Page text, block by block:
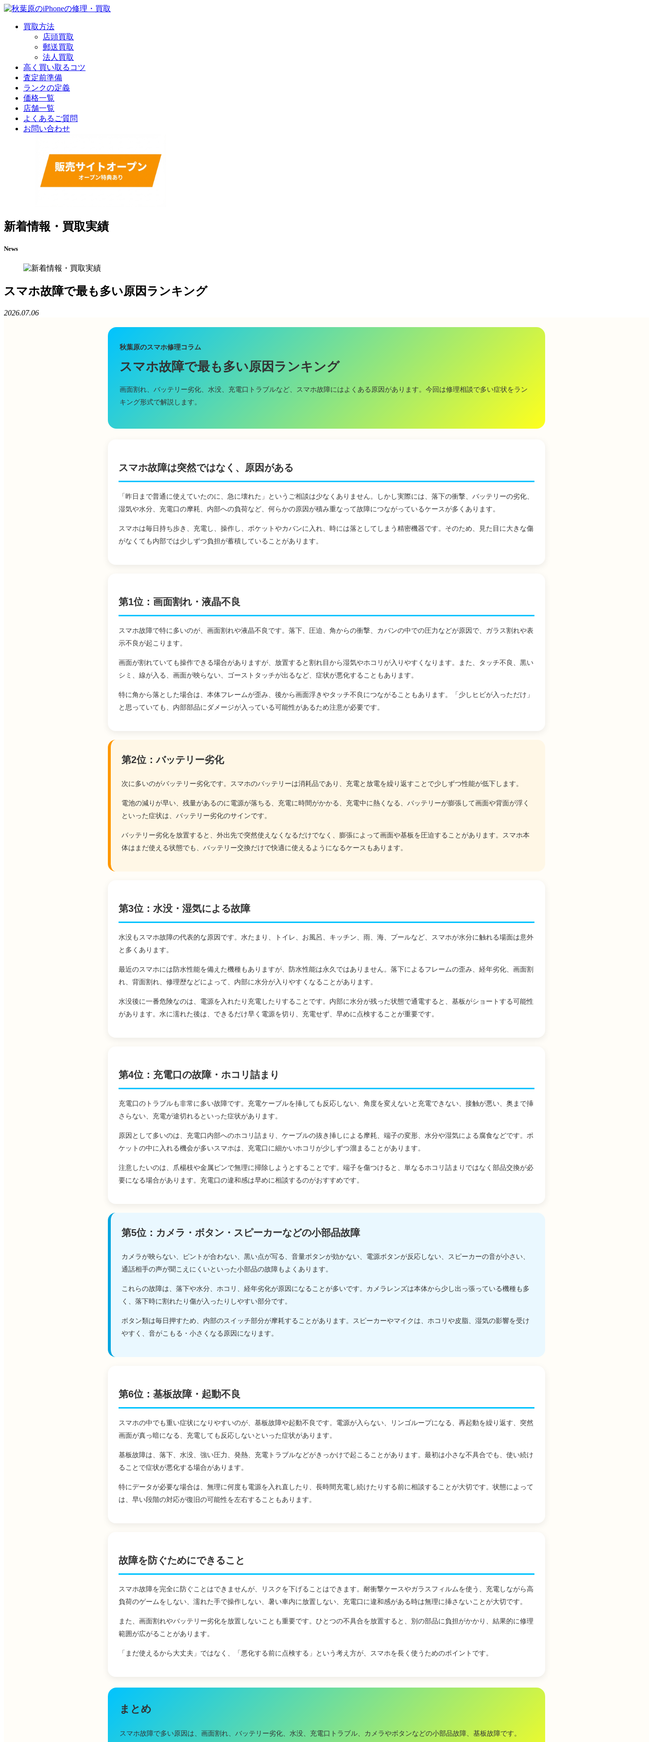
買取方法
店頭買取
郵送買取
法人買取
高く買い取るコツ
査定前準備
ランクの定義
価格一覧
店舗一覧
よくあるご質問
お問い合わせ
新着情報・買取実績
News
スマホ故障で最も多い原因ランキング
2026.07.06
秋葉原のスマホ修理コラム
スマホ故障で最も多い原因ランキング
画面割れ、バッテリー劣化、水没、充電口トラブルなど、スマホ故障にはよくある原因があります。今回は修理相談で多い症状をラン
キング形式で解説します。
スマホ故障は突然ではなく、原因がある
「昨日まで普通に使えていたのに、急に壊れた」というご相談は少なくありません。しかし実際には、落下の衝撃、バッテリーの劣化、
湿気や水分、充電口の摩耗、内部への負荷など、何らかの原因が積み重なって故障につながっているケースが多くあります。
スマホは毎日持ち歩き、充電し、操作し、ポケットやカバンに入れ、時には落としてしまう精密機器です。そのため、見た目に大きな傷
がなくても内部では少しずつ負担が蓄積していることがあります。
第1位：画面割れ・液晶不良
スマホ故障で特に多いのが、画面割れや液晶不良です。落下、圧迫、角からの衝撃、カバンの中での圧力などが原因で、ガラス割れや表
示不良が起こります。
画面が割れていても操作できる場合がありますが、放置すると割れ目から湿気やホコリが入りやすくなります。また、タッチ不良、黒い
シミ、線が入る、画面が映らない、ゴーストタッチが出るなど、症状が悪化することもあります。
特に角から落とした場合は、本体フレームが歪み、後から画面浮きやタッチ不良につながることもあります。「少しヒビが入っただけ」
と思っていても、内部部品にダメージが入っている可能性があるため注意が必要です。
第2位：バッテリー劣化
次に多いのがバッテリー劣化です。スマホのバッテリーは消耗品であり、充電と放電を繰り返すことで少しずつ性能が低下します。
電池の減りが早い、残量があるのに電源が落ちる、充電に時間がかかる、充電中に熱くなる、バッテリーが膨張して画面や背面が浮く
といった症状は、バッテリー劣化のサインです。
バッテリー劣化を放置すると、外出先で突然使えなくなるだけでなく、膨張によって画面や基板を圧迫することがあります。スマホ本
体はまだ使える状態でも、バッテリー交換だけで快適に使えるようになるケースもあります。
第3位：水没・湿気による故障
水没もスマホ故障の代表的な原因です。水たまり、トイレ、お風呂、キッチン、雨、海、プールなど、スマホが水分に触れる場面は意外
と多くあります。
最近のスマホには防水性能を備えた機種もありますが、防水性能は永久ではありません。落下によるフレームの歪み、経年劣化、画面割
れ、背面割れ、修理歴などによって、内部に水分が入りやすくなることがあります。
水没後に一番危険なのは、電源を入れたり充電したりすることです。内部に水分が残った状態で通電すると、基板がショートする可能性
があります。水に濡れた後は、できるだけ早く電源を切り、充電せず、早めに点検することが重要です。
第4位：充電口の故障・ホコリ詰まり
充電口のトラブルも非常に多い故障です。充電ケーブルを挿しても反応しない、角度を変えないと充電できない、接触が悪い、奥まで挿
さらない、充電が途切れるといった症状があります。
原因として多いのは、充電口内部へのホコリ詰まり、ケーブルの抜き挿しによる摩耗、端子の変形、水分や湿気による腐食などです。ポ
ケットの中に入れる機会が多いスマホは、充電口に細かいホコリが少しずつ溜まることがあります。
注意したいのは、爪楊枝や金属ピンで無理に掃除しようとすることです。端子を傷つけると、単なるホコリ詰まりではなく部品交換が必
要になる場合があります。充電口の違和感は早めに相談するのがおすすめです。
第5位：カメラ・ボタン・スピーカーなどの小部品故障
カメラが映らない、ピントが合わない、黒い点が写る、音量ボタンが効かない、電源ボタンが反応しない、スピーカーの音が小さい、
通話相手の声が聞こえにくいといった小部品の故障もよくあります。
これらの故障は、落下や水分、ホコリ、経年劣化が原因になることが多いです。カメラレンズは本体から少し出っ張っている機種も多
く、落下時に割れたり傷が入ったりしやすい部分です。
ボタン類は毎日押すため、内部のスイッチ部分が摩耗することがあります。スピーカーやマイクは、ホコリや皮脂、湿気の影響を受け
やすく、音がこもる・小さくなる原因になります。
第6位：基板故障・起動不良
スマホの中でも重い症状になりやすいのが、基板故障や起動不良です。電源が入らない、リンゴループになる、再起動を繰り返す、突然
画面が真っ暗になる、充電しても反応しないといった症状があります。
基板故障は、落下、水没、強い圧力、発熱、充電トラブルなどがきっかけで起こることがあります。最初は小さな不具合でも、使い続け
ることで症状が悪化する場合があります。
特にデータが必要な場合は、無理に何度も電源を入れ直したり、長時間充電し続けたりする前に相談することが大切です。状態によって
は、早い段階の対応が復旧の可能性を左右することもあります。
故障を防ぐためにできること
スマホ故障を完全に防ぐことはできませんが、リスクを下げることはできます。耐衝撃ケースやガラスフィルムを使う、充電しながら高
負荷のゲームをしない、濡れた手で操作しない、暑い車内に放置しない、充電口に違和感がある時は無理に挿さないことが大切です。
また、画面割れやバッテリー劣化を放置しないことも重要です。ひとつの不具合を放置すると、別の部品に負担がかかり、結果的に修理
範囲が広がることがあります。
「まだ使えるから大丈夫」ではなく、「悪化する前に点検する」という考え方が、スマホを長く使うためのポイントです。
まとめ
スマホ故障で多い原因は、画面割れ、バッテリー劣化、水没、充電口トラブル、カメラやボタンなどの小部品故障、基板故障です。